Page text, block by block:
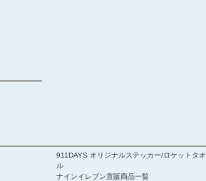
911DAYS オリジナルステッカー/ロケットタオ
ル
ナインイレブン直販商品一覧